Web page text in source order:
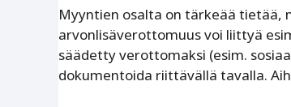
Myyntien osalta on tärkeää tietää,
arvonlisäverottomuus voi liittyä
säädetty verottomaksi (esim.
dokumentoida riittävällä tavalla.